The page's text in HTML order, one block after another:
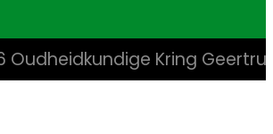
Oudheidkundige Kring